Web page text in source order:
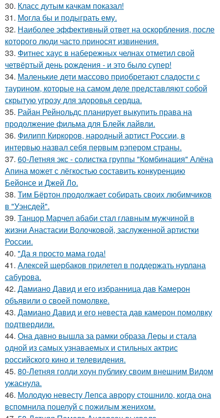
30. Класс дутым качкам показал!
31. Могла бы и подыграть ему.
32. Наиболее эффективный ответ на оскорбления, после
которого люди часто приносят извинения.
33. Фитнес хаус в набережных челнах отметил свой
четвёртый день рождения - и это было супер!
34. Маленькие дети массово приобретают сладости с
таурином, которые на самом деле представляют собой
скрытую угрозу для здоровья сердца.
35. Райан Рейнольдс планирует выкупить права на
продолжение фильма для Блейк лайвли.
36. Филипп Киркоров, народный артист России, в
интервью назвал себя первым рэпером страны.
37. 60-Летняя экс - солистка группы "Комбинация" Алёна
Апина может с лёгкостью составить конкуренцию
Бейонсе и Джей Ло.
38. Тим Бёртон продолжает собирать своих любимчиков
в "Уэнсдей".
39. Танцор Марчел абаби стал главным мужчиной в
жизни Анастасии Волочковой, заслуженной артистки
России.
40. "Да я просто мама года!
41. Алексей щербаков прилетел в поддержать нурлана
сабурова.
42. Дамиано Давид и его избранница дав Камерон
объявили о своей помолвке.
43. Дамиано Давид и его невеста дав камерон помолвку
подтвердили.
44. Она давно вышла за рамки образа Леры и стала
одной из самых узнаваемых и стильных актрис
российского кино и телевидения.
45. 80-Летняя голди хоун публику своим внешним Видом
ужаснула.
46. Молодую невесту Лепса аврору стошнило, когда она
вспомнила поцелуй с пожилым женихом.